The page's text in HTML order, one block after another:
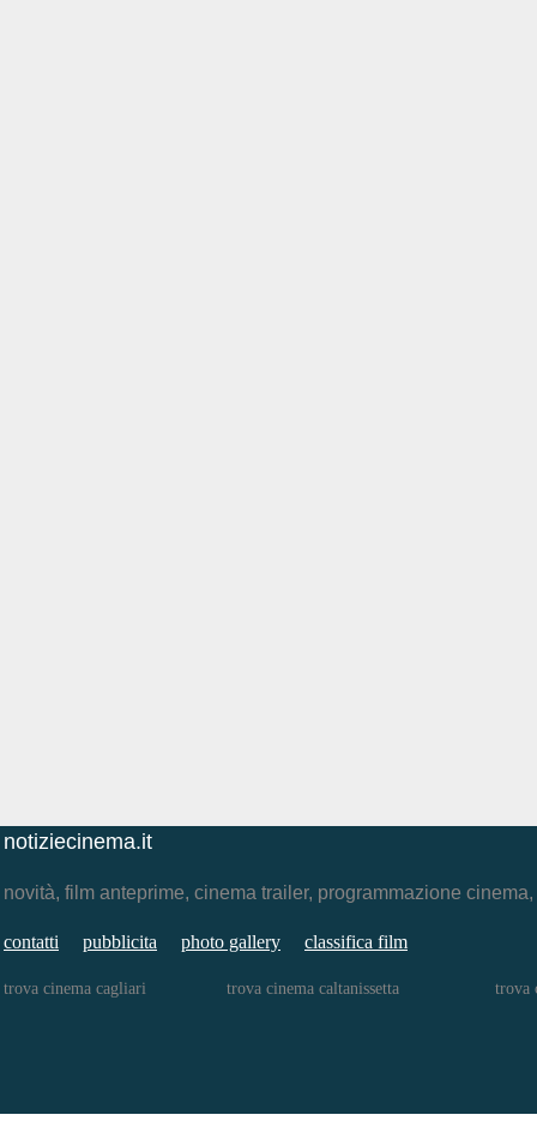
notiziecinema.it
novità, film anteprime, cinema trailer, programmazione
contatti pubblicita photo gallery classifica film
trova cinema cagliari trova cinema caltanissetta trova